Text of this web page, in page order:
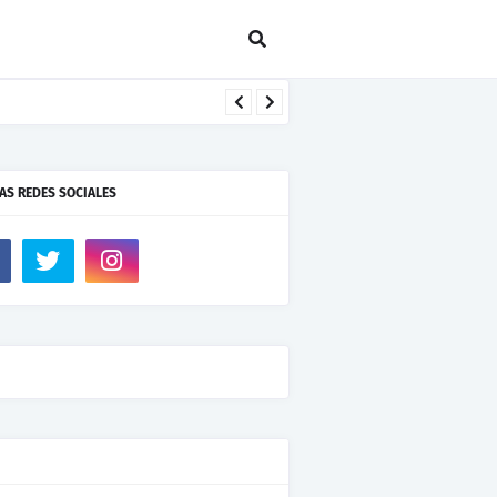
REDES SOCIALES